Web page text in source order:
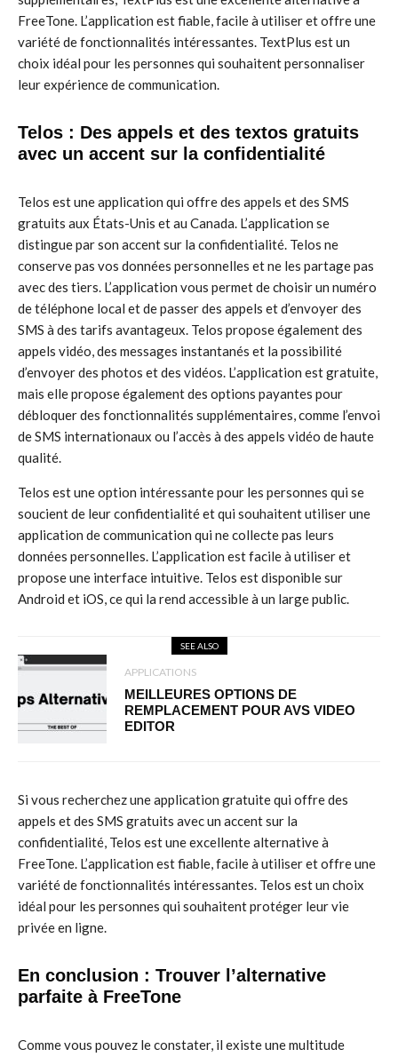
FreeTone. L’application est fiable, facile à utiliser et offre une
variété de fonctionnalités intéressantes. TextPlus est un
choix idéal pour les personnes qui souhaitent personnaliser
leur expérience de communication.
Telos : Des appels et des textos gratuits
avec un accent sur la confidentialité
Telos est une application qui offre des appels et des SMS
gratuits aux États-Unis et au Canada. L’application se
distingue par son accent sur la confidentialité. Telos ne
conserve pas vos données personnelles et ne les partage pas
avec des tiers. L’application vous permet de choisir un numéro
de téléphone local et de passer des appels et d’envoyer des
SMS à des tarifs avantageux. Telos propose également des
appels vidéo, des messages instantanés et la possibilité
d’envoyer des photos et des vidéos. L’application est gratuite,
mais elle propose également des options payantes pour
débloquer des fonctionnalités supplémentaires, comme l’envoi
de SMS internationaux ou l’accès à des appels vidéo de haute
qualité.
Telos est une option intéressante pour les personnes qui se
soucient de leur confidentialité et qui souhaitent utiliser une
application de communication qui ne collecte pas leurs
données personnelles. L’application est facile à utiliser et
propose une interface intuitive. Telos est disponible sur
Android et iOS, ce qui la rend accessible à un large public.
SEE ALSO
APPLICATIONS
MEILLEURES OPTIONS DE
REMPLACEMENT POUR AVS VIDEO
EDITOR
Si vous recherchez une application gratuite qui offre des
appels et des SMS gratuits avec un accent sur la
confidentialité, Telos est une excellente alternative à
FreeTone. L’application est fiable, facile à utiliser et offre une
variété de fonctionnalités intéressantes. Telos est un choix
idéal pour les personnes qui souhaitent protéger leur vie
privée en ligne.
En conclusion : Trouver l’alternative
parfaite à FreeTone
Comme vous pouvez le constater, il existe une multitude